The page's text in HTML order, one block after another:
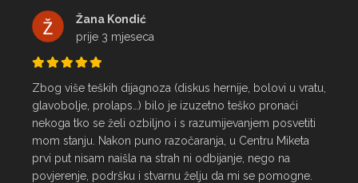
Žana Kondić
prije 3 mjeseca
Zbog više teških dijagnoza (diskus hernije, bolovi u vratu,
glavobolje, prolaps…) bilo je izuzetno teško pronaći
nekoga tko se želi ozbiljno i s razumijevanjem posvetiti
mom stanju. Nakon puno razočaranja, u Centru Miketa
prvi put nisam naišla na strah ni odbijanje, nego na
povjerenje, podršku i stvarnu želju da mi se pomogne.